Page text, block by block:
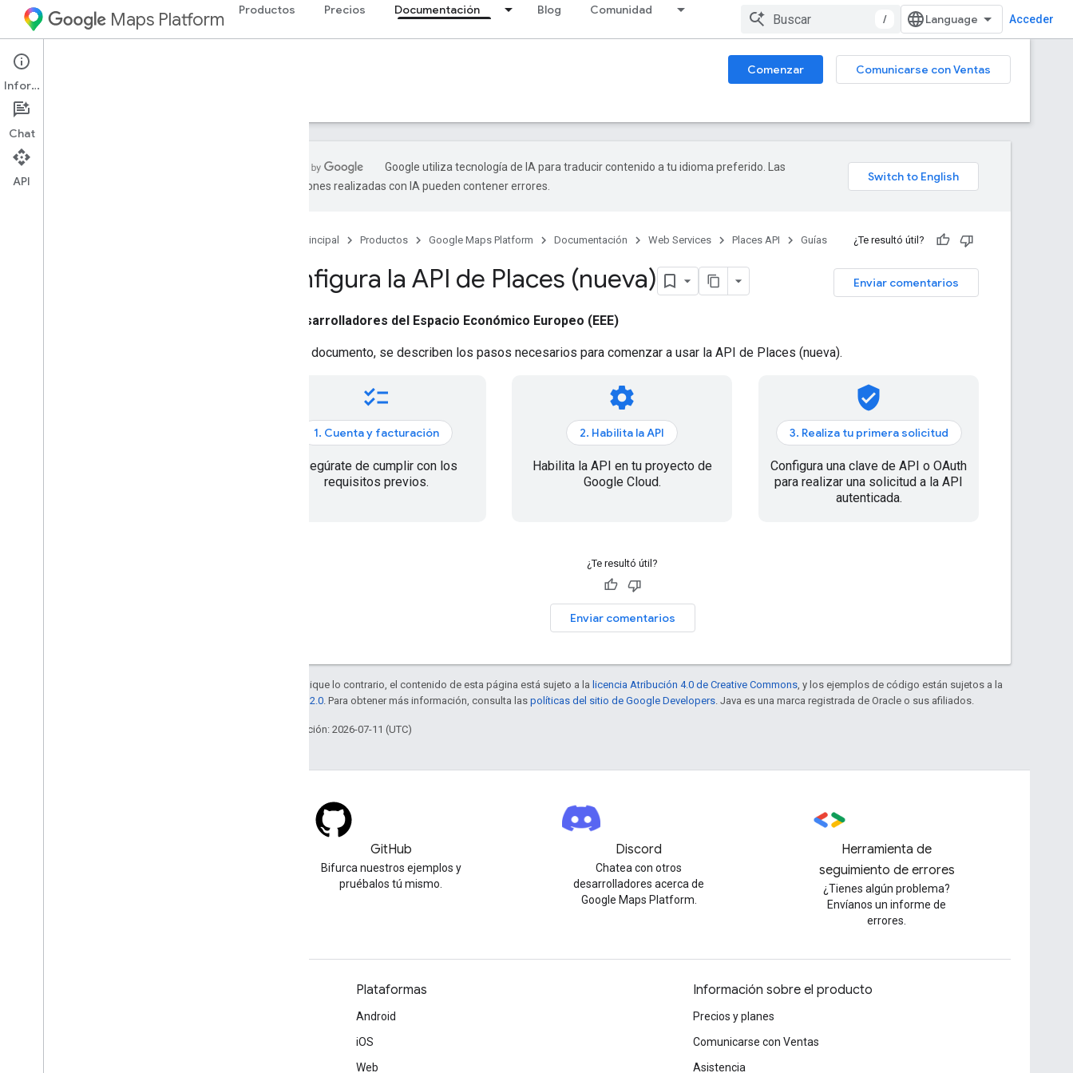
Maps Platform Productos Precios Documentación Blog Comunidad
/ Acceder
Web Services Comenzar
Comunicarse con Ventas
Guías
Google utiliza tecnología de IA para traducir contenido a tu idioma preferido. Las
traducciones realizadas con IA pueden contener errores.
Página principal Productos Google Maps Platform Documentación Web Services Places API Guías ¿Te resultó útil?
Enviar comentarios
Configura la API de Places (nueva)
Desarrolladores del Espacio Económico Europeo (EEE)
En este documento, se describen los pasos necesarios para comenzar a usar la API de Places (nueva).
checklist
1. Cuenta y facturación
Asegúrate de cumplir con los
requisitos previos.
settings
2. Habilita la API
Habilita la API en tu proyecto de
Google Cloud.
verified_user
3. Realiza tu primera solicitud
Configura una clave de API o OAuth
para realizar una solicitud a la API
autenticada.
¿Te resultó útil?
Enviar comentarios
Salvo que se indique lo contrario, el contenido de esta página está sujeto a la licencia Atribución 4.0 de Creative Commons , y los ejemplos de código están sujetos a la
licencia Apache 2.0 . Para obtener más información, consulta las políticas del sitio de Google Developers . Java es una marca registrada de Oracle o sus afiliados.
Última actualización: 2026-07-11 (UTC)
GitHub
Bifurca nuestros ejemplos y
pruébalos tú mismo.
Discord
Chatea con otros
desarrolladores acerca de
Google Maps Platform.
Herramienta de
seguimiento de errores
¿Tienes algún problema?
Envíanos un informe de
errores.
Plataformas
Android
iOS
Web
Información sobre el producto
Precios y planes
Comunicarse con Ventas
Asistencia
Información
Chat
API